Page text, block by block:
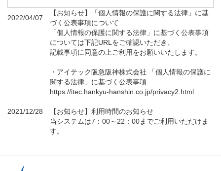
2022/04/07
【お知らせ】「個人情報の保護に関する法律」に基
づく公表事項について
「個人情報の保護に関する法律」に基づく公表事項
については下記URLをご確認いただき、
記載事項に同意の上ご利用をお願いいたします。
・アイテック阪急阪神株式会社 「個人情報の保護に
関する法律」に基づく公表事項
https://itec.hankyu-hanshin.co.jp/privacy2.html
2021/12/28
【お知らせ】利用時間のお知らせ
当システムは7：00～22：00までご利用いただけま
す。